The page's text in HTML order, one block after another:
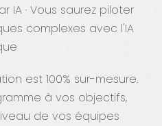
IA · Vous saurez piloter
complexes avec l'IA
est 100% sur-mesure.
à vos objectifs,
de vos équipes